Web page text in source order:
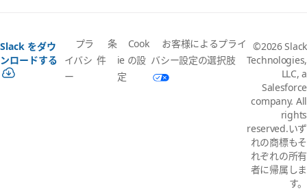
Slack をダウ
ンロードする
プラ
イバシ
ー
条
件
Cook
ie の設
定
お客様によるプライ
バシー設定の選択肢
©2026 Slack
Technologies,
LLC, a
Salesforce
company. All
rights
reserved.いず
れの商標もそ
れぞれの所有
者に帰属しま
す。